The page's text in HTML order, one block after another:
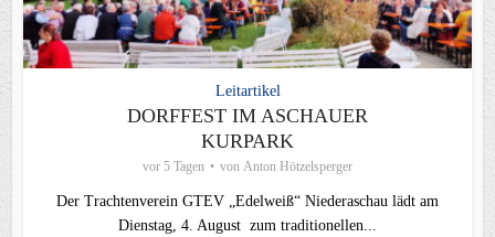
Leitartikel
DORFFEST IM ASCHAUER
KURPARK
vor 5 Tagen von Anton Hötzelsperger
Der Trachtenverein GTEV „Edelweiß“ Niederaschau lädt am
Dienstag, 4. August zum traditionellen...